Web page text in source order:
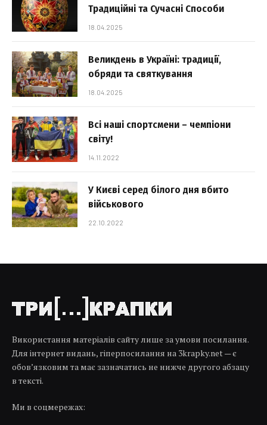
Традиційні та Сучасні Способи
18.04.2025
Великдень в Україні: традиції,
обряди та святкування
18.04.2025
Всі наші спортсмени – чемпіони
світу!
14.11.2022
У Києві серед білого дня вбито
військового
22.10.2022
Використання матеріалів сайту лише за умови посилання.
Для інтернет видань, гіперпосилання на 3krapky.net — є
обов’язковим та має зазначатись не нижче другого абзацу
в тексті.
Ми в соцмережах: